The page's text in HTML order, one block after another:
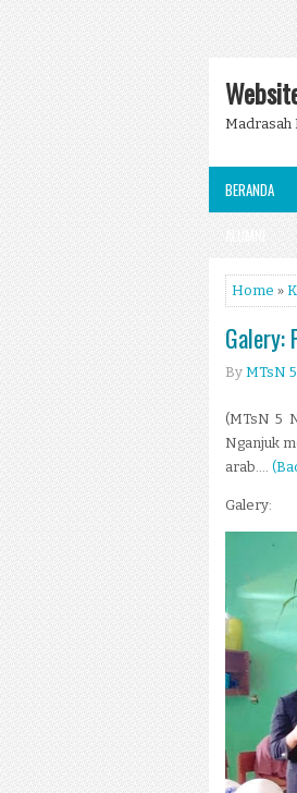
Madrasah
BERANDA
ALUMNI
Home »
Galery:
By MTsN
(MTsN 5
Nganjuk
arab....
Galery: